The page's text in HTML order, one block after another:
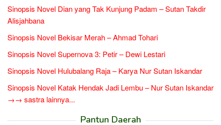
Sinopsis Novel Dian yang Tak Kunjung Padam – Sutan Takdir
Alisjahbana
Sinopsis Novel Bekisar Merah – Ahmad Tohari
Sinopsis Novel Supernova 3: Petir – Dewi Lestari
Sinopsis Novel Hulubalang Raja – Karya Nur Sutan Iskandar
Sinopsis Novel Katak Hendak Jadi Lembu – Nur Sutan Iskandar
→→ sastra lainnya...
Pantun Daerah